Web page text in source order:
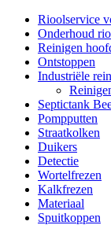
Rioolservice
Onderhoud
Reinigen
Ontstoppen
Industriële
Septictank
Pompputten
Straatkolken
Duikers
Detectie
Wortelfrezen
Kalkfrezen
Materiaal
Spuitkoppen